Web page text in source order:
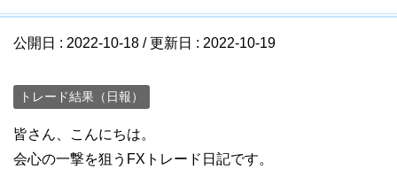
公開日 : 2022-10-18 / 更新日 : 2022-10-19
トレード結果（日報）
皆さん、こんにちは。
会心の一撃を狙うFXトレード日記です。